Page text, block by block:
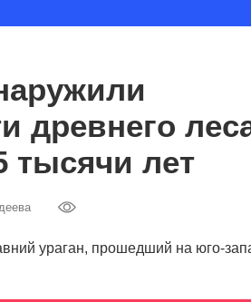
древнего
тысячи лет
ураган, прошедший на юго-